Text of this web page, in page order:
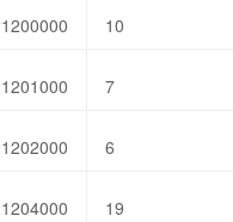
10
7
6
19